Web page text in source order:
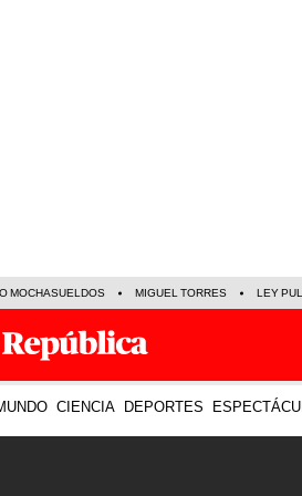
MOCHASUELDOS MIGUEL TORRES LEY
CIENCIA DEPORTES